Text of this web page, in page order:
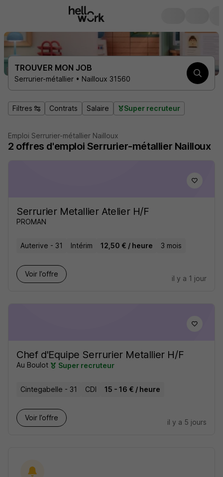
TROUVER MON JOB
Serrurier-métallier • Nailloux 31560
Filtres Contrats Salaire Super recruteur
Emploi Serrurier-métallier Nailloux
2 offres d'emploi Serrurier-métallier Nailloux
Serrurier Metallier Atelier H/F
PROMAN
Auterive - 31 Intérim 12,50 € / heure 3 mois
Voir l’offre
il y a 1 jour
Chef d'Equipe Serrurier Metallier H/F
Au Boulot Super recruteur
Cintegabelle - 31 CDI 15 - 16 € / heure
Voir l’offre
il y a 5 jours